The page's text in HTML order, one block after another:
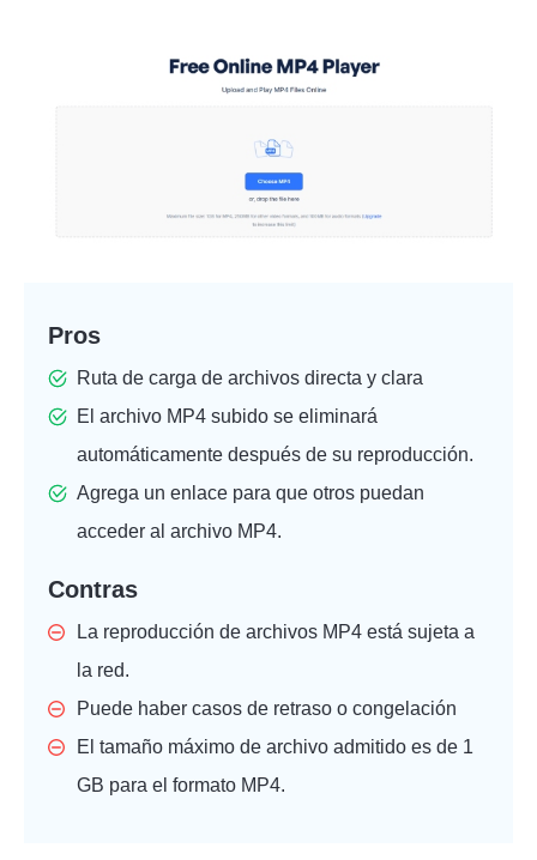
Pros
Ruta de carga de archivos directa y clara
El archivo MP4 subido se eliminará
automáticamente después de su reproducción.
Agrega un enlace para que otros puedan
acceder al archivo MP4.
Contras
La reproducción de archivos MP4 está sujeta a
la red.
Puede haber casos de retraso o congelación
El tamaño máximo de archivo admitido es de 1
GB para el formato MP4.